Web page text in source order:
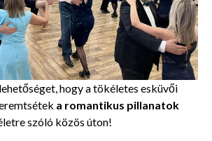
hogy a tökéletes esküvői
a romantikus pillanatok
szóló közös úton!